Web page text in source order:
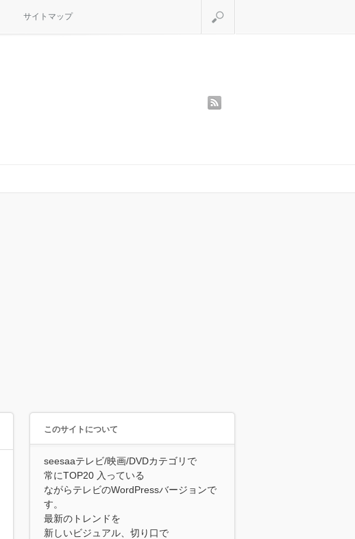
サイトマップ
このサイトについて
seesaaテレビ/映画/DVDカテゴリで
常にTOP20 入っている
ながらテレビのWordPressバージョンで
す。
最新のトレンドを
新しいビジュアル、切り口で